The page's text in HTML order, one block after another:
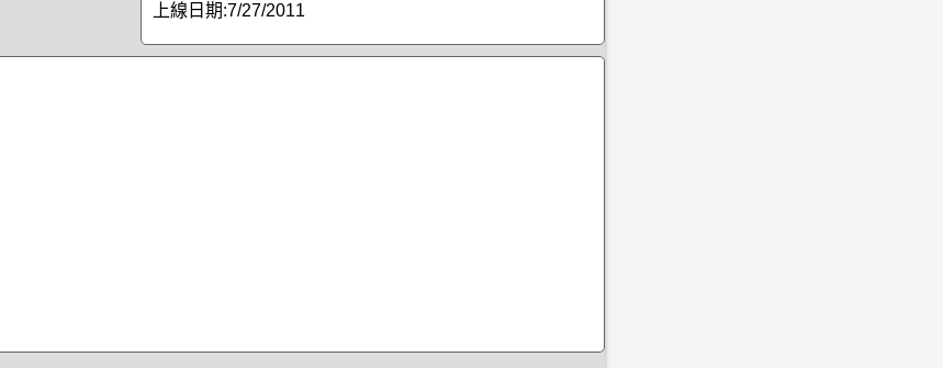
上線日期:7/27/2011